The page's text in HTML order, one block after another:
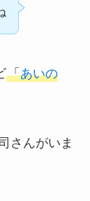
「あいの
さんがいま